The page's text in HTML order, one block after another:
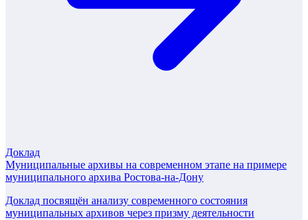
Доклад
Муниципальные архивы на современном этапе на примере
муниципального архива Ростова-на-Дону
Доклад посвящён анализу современного состояния
муниципальных архивов через призму деятельности